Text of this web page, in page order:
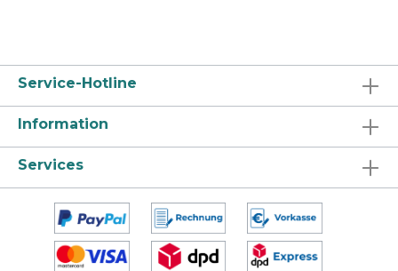
Service-Hotline
Information
Services